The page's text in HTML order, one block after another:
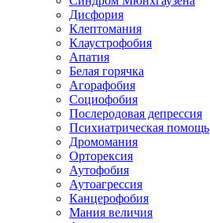
Дисфория
Клептомания
Клаустрофобия
Апатия
Белая горячка
Агорафобия
Социофобия
Послеродовая депрессия
Психиатрическая помощь
Дромомания
Орторексия
Аутофобия
Аутоагрессия
Канцерофобия
Мания величия